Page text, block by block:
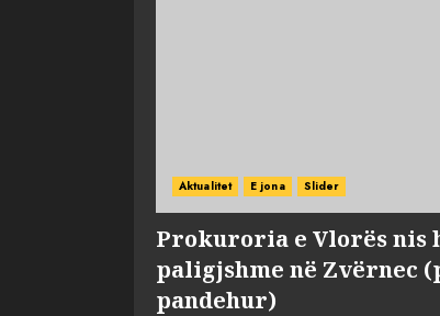
Aktualitet E jona Slider
Prokuroria e Vlorës nis
paligjshme në Zvërnec
pandehur)